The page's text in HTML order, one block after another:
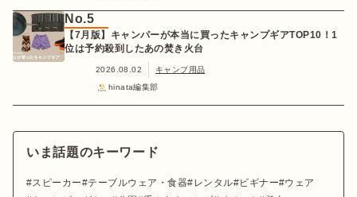
No.5
【7月版】キャンパーが本当に買ったキャンプギアTOP10！1
位は予約殺到したあの焚き火台
2026.08.02
キャンプ用品
hinata編集部
いま話題のキーワード
スピーカー テーブルウェア・食器 レンタル ビギナー
ウェア